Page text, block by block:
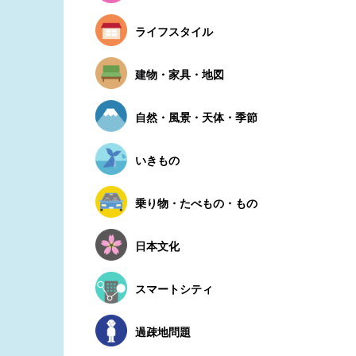
ライフスタイル
建物・家具・地図
自然・風景・天体・季節
いきもの
乗り物・たべもの・もの
日本文化
スマートシティ
過疎地問題